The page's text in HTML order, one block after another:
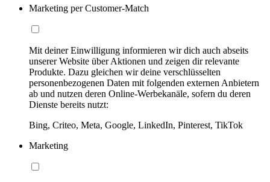
Marketing per Customer-Match
Mit deiner Einwilligung informieren wir dich auch abseits
unserer Website über Aktionen und zeigen dir relevante
Produkte. Dazu gleichen wir deine verschlüsselten
personenbezogenen Daten mit folgenden externen Anbietern
ab und nutzen deren Online-Werbekanäle, sofern du deren
Dienste bereits nutzt:
Bing, Criteo, Meta, Google, LinkedIn, Pinterest, TikTok
Marketing